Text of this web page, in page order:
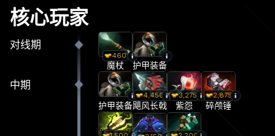
核心玩家
对线期
460
魔杖 护甲装备
中期
护甲装备
4,450
飓风长戟
3,275
紫怨
2,875
碎颅锤